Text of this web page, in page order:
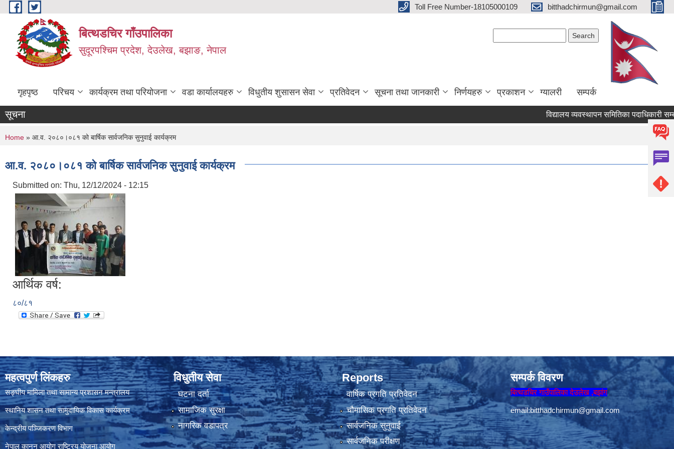
Skip to main content Toll Free Number-18105000109 bitthadchirmun@gmail.com
बित्थडचिर गाँउपालिका
सुदूरपश्चिम प्रदेश, देउलेख, बझाङ, नेपाल
गृहपृष्ठ परिचय कार्यक्रम तथा परियोजना वडा कार्यालयहरु विधुतीय शुसासन सेवा प्रतिवेदन सूचना तथा जानकारी निर्णयहरु प्रकाशन ग्यालरी सम्पर्क
सूचना विद्यालय व्यवस्थापन समितिका पदाधिकारी
You are here
Home » आ.व. २०८०।०८१ को बार्षिक सार्वजनिक सुनुवाई कार्यक्रम
आ.व. २०८०।०८१ को बार्षिक सार्वजनिक सुनुवाई कार्यक्रम
Submitted on: Thu, 12/12/2024 - 12:15
आर्थिक वर्ष:
८०/८१
महत्वपुर्ण लिंकहरु
सङ्घीय मामिला तथा सामान्य प्रशासन मन्त्रालय
स्थानिय शासन तथा सामुदायिक विकास कार्यक्रम
केन्द्रीय पञ्जिकरण विभाग
नेपाल कानुन आयोग राष्ट्रिय योजना आयोग
विधुतीय सेवा
घटना दर्ता
सामाजिक सुरक्षा
नागरिक वडापत्र
Reports
वार्षिक प्रगति प्रतिवेदन
चौमासिक प्रगति प्रतिवेदन
सार्वजनिक सुनुवाई
सार्वजनिक परीक्षण
सम्पर्क विवरण
बित्थडचिर गाउँपालिका देउलेख ,बझांग
email:bitthadchirmun@gmail.com